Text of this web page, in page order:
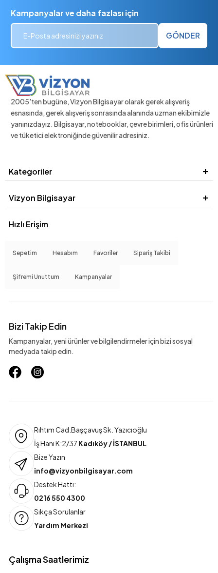
Kampanyalar ve daha fazlası için
GÖNDER
2005'ten bugüne, Vizyon Bilgisayar olarak gerek alışveriş
esnasında, gerek alışveriş sonrasında alanında uzman ekibimizle
yanınızdayız. Bilgisayar, notebooklar, çevre birimleri, ofis ürünleri
ve tüketici elektroniğinde güvenilir adresiniz.
Kategoriler
Vizyon Bilgisayar
Hızlı Erişim
Sepetim Hesabım Favoriler Sipariş Takibi
Şifremi Unuttum Kampanyalar
Bizi Takip Edin
Kampanyalar, yeni ürünler ve bilgilendirmeler için bizi sosyal
medyada takip edin.
Rıhtım Cad.Başçavuş Sk. Yazıcıoğlu
İş Hanı K:2/37 Kadıköy / İSTANBUL
Bize Yazın
info@vizyonbilgisayar.com
Destek Hattı:
0216 550 4300
Sıkça Sorulanlar
Yardım Merkezi
Çalışma Saatlerimiz